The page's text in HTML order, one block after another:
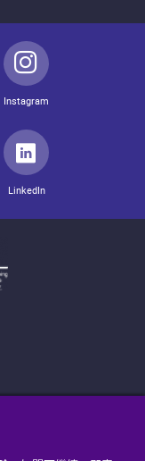
Instagram
LinkedIn